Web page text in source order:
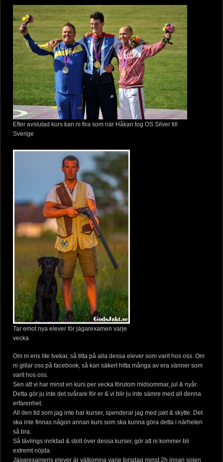
Efter avslutad kurs kan ni fira som när Håkan tog OS Silver till
Sverige
Tar emot nya elever för jägarexamen varje
vecka
Om ni ens lite tvekar, så titta på alla dessa elever som varit hos oss. Om
ni gillar oss på facebook, så kan säkert hitta många av era vänner som
varit hos oss.
Sen att vi har minst en kurs per vecka förutom midsommar, jul & nyår.
Detta gör ju inte det svårare för er & vi blir ju inte sämre med all denna
erfarenhet.
All den tid som jag inte har kurser, spenderar jag med jakt & skytte. Det
ska inte finnas någon annan kurs som ska kunna göra detta i närheten
så bra.
Så tävlings inriktad & stolt över dessa kurser, gör att ni kommer bli
extremt nöjda.
Jägarexamens elever är välkomna varje torsdag minst 2h innan solen